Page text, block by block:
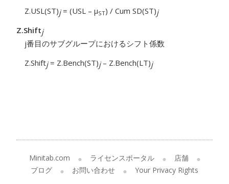
Z.USL(ST)j= (USL – μST) / Cum SD(ST)j
Z.Shiftj
j番目のサブグループにおけるシフト係数
Z.Shiftj= Z.Bench(ST)j– Z.Bench(LT)j
Minitab.com ライセンスポータル
店舗
ブログ
お問い合わせ Your Privacy Rights